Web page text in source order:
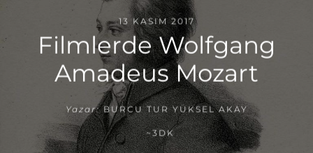
13 KASIM 2017
Filmlerde Wolfgang
Amadeus Mozart
Yazar: BURCU TUR YÜKSEL AKAY
~3DK